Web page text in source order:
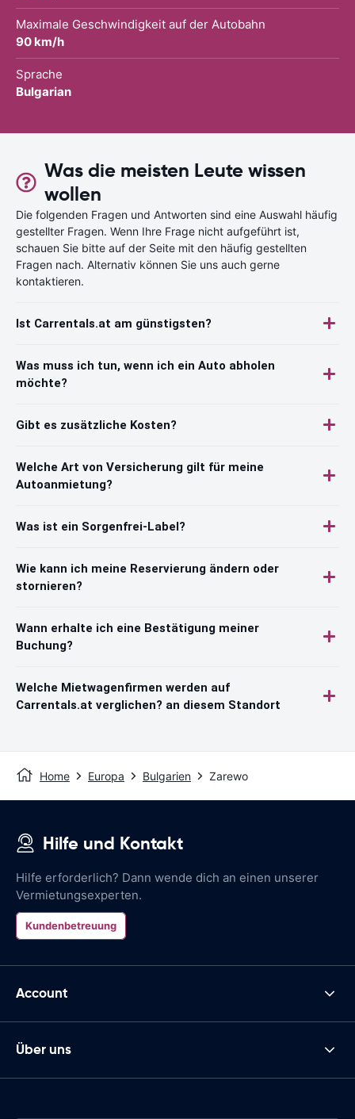
Maximale Geschwindigkeit auf der Autobahn
90 km/h
Sprache
Bulgarian
Was die meisten Leute wissen
wollen
Die folgenden Fragen und Antworten sind eine Auswahl häufig
gestellter Fragen. Wenn Ihre Frage nicht aufgeführt ist,
schauen Sie bitte auf der Seite mit den häufig gestellten
Fragen nach. Alternativ können Sie uns auch gerne
kontaktieren.
Ist Carrentals.at am günstigsten?
Was muss ich tun, wenn ich ein Auto abholen
möchte?
Gibt es zusätzliche Kosten?
Welche Art von Versicherung gilt für meine
Autoanmietung?
Was ist ein Sorgenfrei-Label?
Wie kann ich meine Reservierung ändern oder
stornieren?
Wann erhalte ich eine Bestätigung meiner
Buchung?
Welche Mietwagenfirmen werden auf
Carrentals.at verglichen? an diesem Standort
Home Europa Bulgarien Zarewo
Hilfe und Kontakt
Hilfe erforderlich? Dann wende dich an einen unserer
Vermietungsexperten.
Kundenbetreuung
Account
Über uns